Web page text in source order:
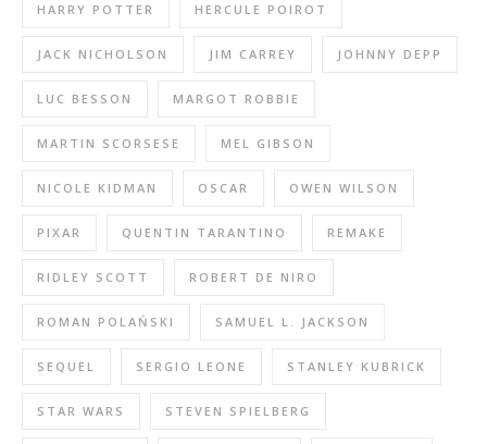
HARRY POTTER HERCULE POIROT
JACK NICHOLSON JIM CARREY JOHNNY DEPP
LUC BESSON MARGOT ROBBIE
MARTIN SCORSESE MEL GIBSON
NICOLE KIDMAN OSCAR OWEN WILSON
PIXAR QUENTIN TARANTINO REMAKE
RIDLEY SCOTT ROBERT DE NIRO
ROMAN POLAŃSKI SAMUEL L. JACKSON
SEQUEL SERGIO LEONE STANLEY KUBRICK
STAR WARS STEVEN SPIELBERG